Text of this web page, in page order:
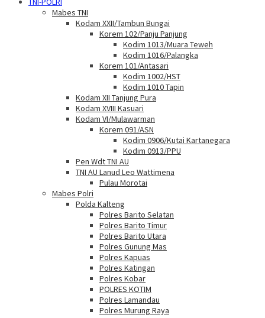
Mabes TNI
Kodam XXII/Tambun Bungai
Korem 102/Panju Panjung
Kodim 1013/Muara Teweh
Kodim 1016/Palangka
Korem 101/Antasari
Kodim 1002/HST
Kodim 1010 Tapin
Kodam XII Tanjung Pura
Kodam XVIII Kasuari
Kodam VI/Mulawarman
Korem 091/ASN
Kodim 0906/Kutai Kartanegara
Kodim 0913/PPU
Pen Wdt TNI AU
TNI AU Lanud Leo Wattimena
Pulau Morotai
Mabes Polri
Polda Kalteng
Polres Barito Selatan
Polres Barito Timur
Polres Barito Utara
Polres Gunung Mas
Polres Kapuas
Polres Katingan
Polres Kobar
POLRES KOTIM
Polres Lamandau
Polres Murung Raya